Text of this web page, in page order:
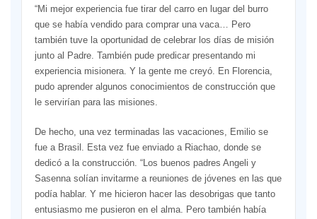
“Mi mejor experiencia fue tirar del carro en lugar del burro
que se había vendido para comprar una vaca… Pero
también tuve la oportunidad de celebrar los días de misión
junto al Padre. También pude predicar presentando mi
experiencia misionera. Y la gente me creyó. En Florencia,
pudo aprender algunos conocimientos de construcción que
le servirían para las misiones.
De hecho, una vez terminadas las vacaciones, Emilio se
fue a Brasil. Esta vez fue enviado a Riachao, donde se
dedicó a la construcción. “Los buenos padres Angeli y
Sasenna solían invitarme a reuniones de jóvenes en las que
podía hablar. Y me hicieron hacer las desobrigas que tanto
entusiasmo me pusieron en el alma. Pero también había